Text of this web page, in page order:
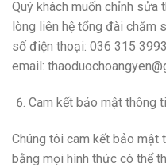
Quý khách muốn chỉnh sửa
lòng liên hệ tổng đài chăm
số điện thoại: 036 315
email:
Cam kết bảo mật thông
Chúng tôi cam kết bảo mật
bằng mọi hình thức có thể